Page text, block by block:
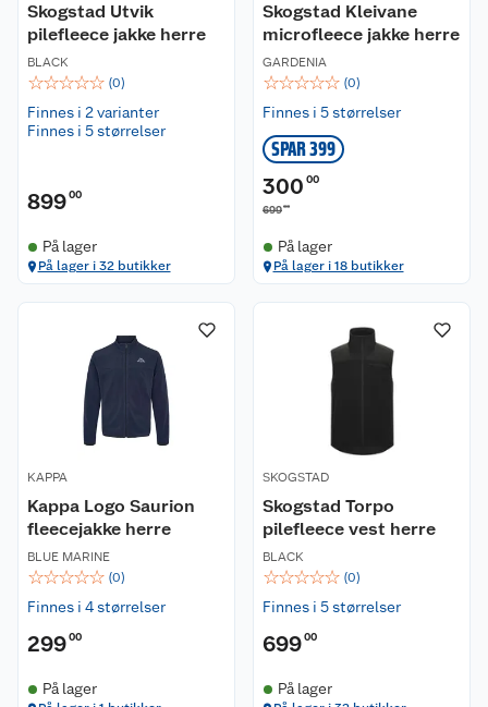
Skogstad Utvik
pilefleece jakke herre
BLACK
☆☆☆☆☆ (0)
Finnes i 2 varianter
Finnes i 5 størrelser
89900
På lager
På lager i 32 butikker
Skogstad Kleivane
microfleece jakke herre
GARDENIA
☆☆☆☆☆ (0)
Finnes i 5 størrelser
SPAR 399
300 00
69900
På lager
På lager i 18 butikker
KAPPA
Kappa Logo Saurion
fleecejakke herre
BLUE MARINE
☆☆☆☆☆ (0)
Finnes i 4 størrelser
29900
På lager
SKOGSTAD
Skogstad Torpo
pilefleece vest herre
BLACK
☆☆☆☆☆ (0)
Finnes i 5 størrelser
69900
På lager